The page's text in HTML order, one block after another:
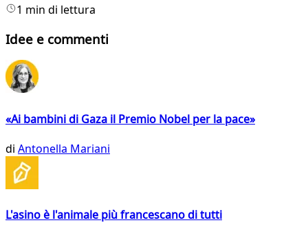
1 min di lettura
Idee e commenti
«Ai bambini di Gaza il Premio Nobel per la pace»
di Antonella Mariani
L'asino è l'animale più francescano di tutti